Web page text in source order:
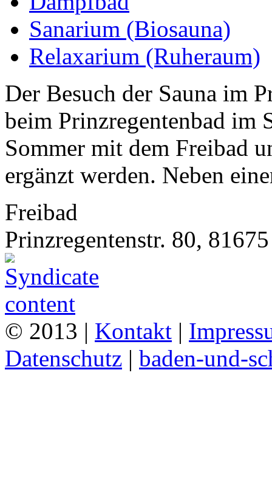
Sanarium (Biosauna)
Relaxarium (Ruheraum)
Der Besuch der Sauna im
beim Prinzregentenbad im
Sommer mit dem Freibad
ergänzt werden. Neben
Freibad
Prinzregentenstr. 80,
© 2013 | Kontakt |
Datenschutz | baden-und-